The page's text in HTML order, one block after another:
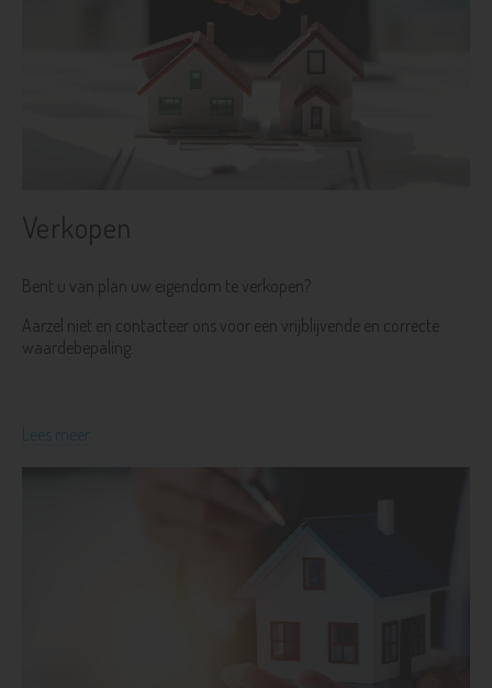
Verkopen
Bent u van plan uw eigendom te verkopen?
Aarzel niet en contacteer ons voor een vrijblijvende en correcte
waardebepaling.
Lees meer